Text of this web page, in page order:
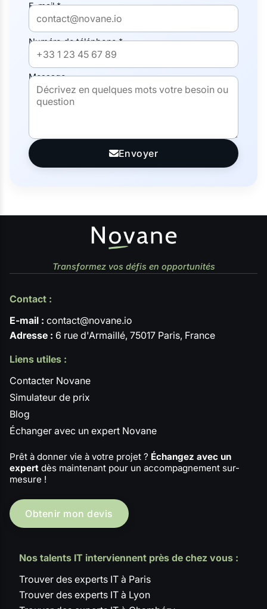
E-mail *
Numéro de téléphone *
Message
Envoyer
Transformez vos défis en opportunités
Contact :
E-mail : contact@novane.io
Adresse : 6 rue d'Armaillé, 75017 Paris, France
Liens utiles :
Contacter Novane
Simulateur de prix
Blog
Échanger avec un expert Novane
Prêt à donner vie à votre projet ? Échangez avec un
expert dès maintenant pour un accompagnement sur-
mesure !
Obtenir mon devis
Nos talents IT interviennent près de chez vous :
Trouver des experts IT à Paris
Trouver des experts IT à Lyon